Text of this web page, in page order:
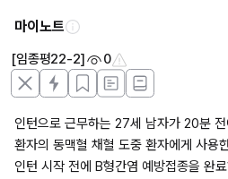
마이노트
[임종평22-2] 0
인턴으로 근무하는 27세 남자가 20분
환자의 동맥혈 채혈 도중 환자에게 사용
인턴 시작 전에 B형간염 예방접종을 완